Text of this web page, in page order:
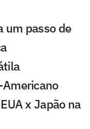
um passo de
x Japão na